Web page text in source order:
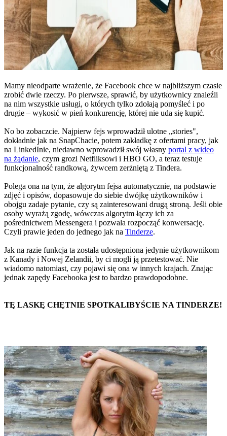
Mamy nieodparte wrażenie, że Facebook chce w najbliższym czasie
zrobić dwie rzeczy. Po pierwsze, sprawić, by użytkownicy znaleźli
na nim wszystkie usługi, o których tylko zdołają pomyśleć i po
drugie – wykosić w pień konkurencję, której nie uda się kupić.
No bo zobaczcie. Najpierw fejs wprowadził ulotne „stories",
dokładnie jak na SnapChacie, potem zakładkę z ofertami pracy, jak
na LinkedInie, niedawno wprowadził swój własny portal z wideo
na żądanie, czym grozi Netfliksowi i HBO GO, a teraz testuje
funkcjonalność randkową, żywcem zerżniętą z Tindera.
Polega ona na tym, że algorytm fejsa automatycznie, na podstawie
zdjęć i opisów, dopasowuje do siebie dwójkę użytkowników i
obojgu zadaje pytanie, czy są zainteresowani drugą stroną. Jeśli obie
osoby wyrażą zgodę, wówczas algorytm łączy ich za
pośrednictwem Messengera i pozwala rozpocząć konwersację.
Czyli prawie jeden do jednego jak na Tinderze.
Jak na razie funkcja ta została udostępniona jedynie użytkownikom
z Kanady i Nowej Zelandii, by ci mogli ją przetestować. Nie
wiadomo natomiast, czy pojawi się ona w innych krajach. Znając
jednak zapędy Facebooka jest to bardzo prawdopodobne.
TĘ LASKĘ CHĘTNIE SPOTKALIBYŚCIE NA TINDERZE!